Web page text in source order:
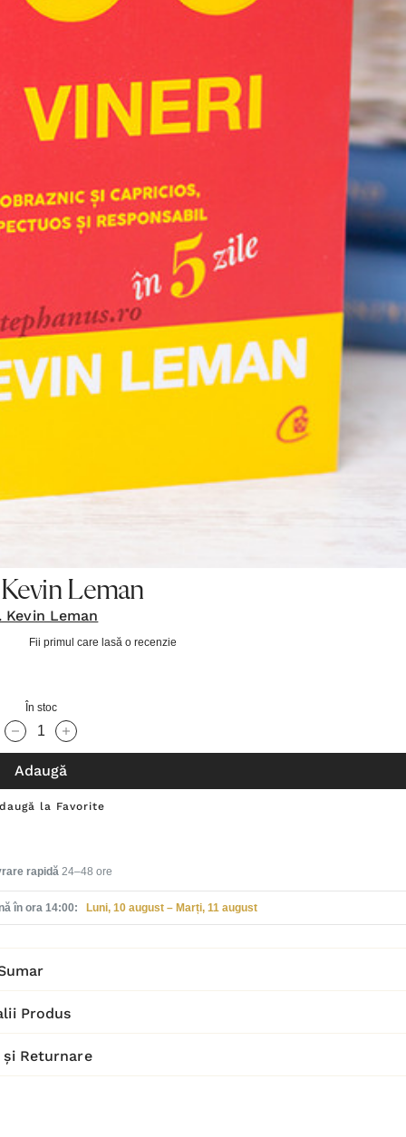
Leman
Kevin Leman
Fii primul care lasă o recenzie
În stoc
Adaugă
la Favorite
rapidă24–48 ore
în ora 14:00: Luni, 10 august – Marți, 11 august
Produs
Returnare